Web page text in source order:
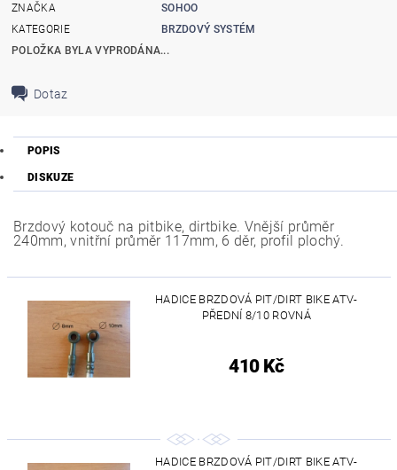
ZNAČKA
SOHOO
KATEGORIE
BRZDOVÝ SYSTÉM
POLOŽKA BYLA VYPRODÁNA...
Dotaz
POPIS
DISKUZE
Brzdový kotouč na pitbike, dirtbike. Vnější průměr
240mm, vnitřní průměr 117mm, 6 děr, profil plochý.
HADICE BRZDOVÁ PIT/DIRT BIKE ATV-
PŘEDNÍ 8/10 ROVNÁ
410 Kč
HADICE BRZDOVÁ PIT/DIRT BIKE ATV-